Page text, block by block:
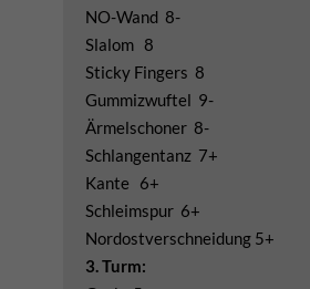
NO-Wand 8-
Slalom 8
Sticky Fingers 8
Gummizwuftel 9-
Ärmelschoner 8-
Schlangentanz 7+
Kante 6+
Schleimspur 6+
Nordostverschneidung 5+
3. Turm: